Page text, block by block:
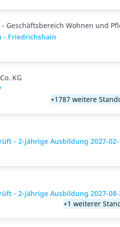
Geschäftsbereich Wohnen und
Friedrichshain
KG
+1787 weitere
- 2-jährige Ausbildung 2027-02-
- 2-jährige Ausbildung 2027-08-
+1 weiterer